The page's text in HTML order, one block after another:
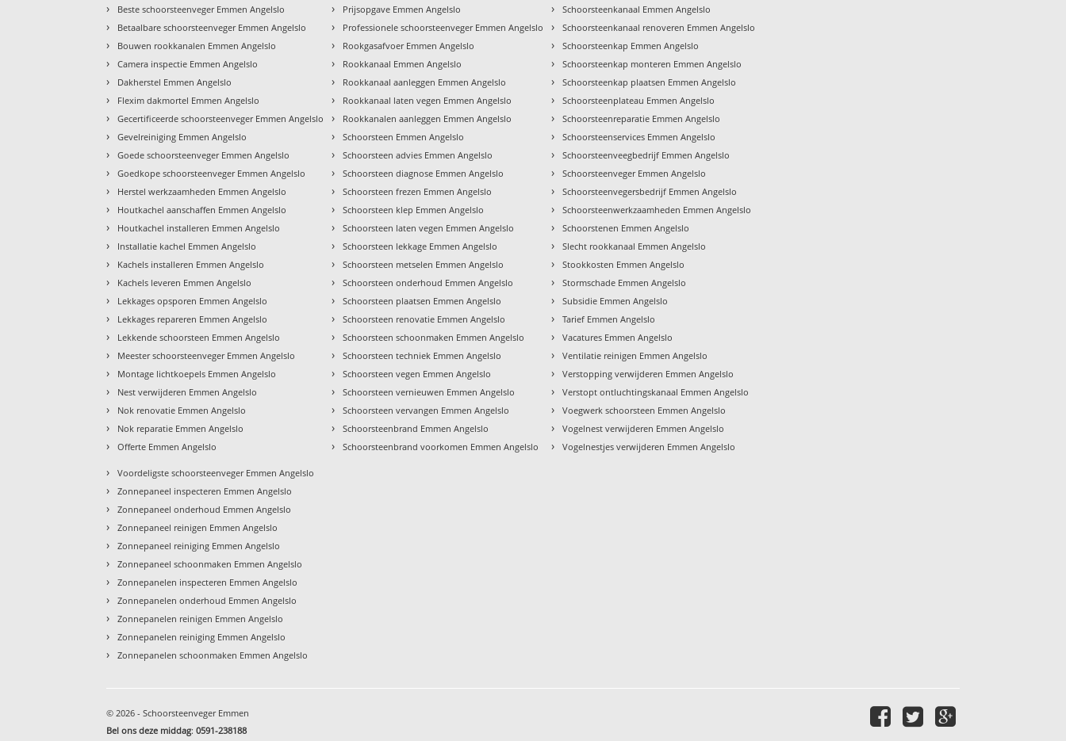
› Beste schoorsteenveger Emmen Angelslo
› Betaalbare schoorsteenveger Emmen Angelslo
› Bouwen rookkanalen Emmen Angelslo
› Camera inspectie Emmen Angelslo
› Dakherstel Emmen Angelslo
› Flexim dakmortel Emmen Angelslo
› Gecertificeerde schoorsteenveger Emmen Angelslo
› Gevelreiniging Emmen Angelslo
› Goede schoorsteenveger Emmen Angelslo
› Goedkope schoorsteenveger Emmen Angelslo
› Herstel werkzaamheden Emmen Angelslo
› Houtkachel aanschaffen Emmen Angelslo
› Houtkachel installeren Emmen Angelslo
› Installatie kachel Emmen Angelslo
› Kachels installeren Emmen Angelslo
› Kachels leveren Emmen Angelslo
› Lekkages opsporen Emmen Angelslo
› Lekkages repareren Emmen Angelslo
› Lekkende schoorsteen Emmen Angelslo
› Meester schoorsteenveger Emmen Angelslo
› Montage lichtkoepels Emmen Angelslo
› Nest verwijderen Emmen Angelslo
› Nok renovatie Emmen Angelslo
› Nok reparatie Emmen Angelslo
› Offerte Emmen Angelslo
› Prijsopgave Emmen Angelslo
› Professionele schoorsteenveger Emmen Angelslo
› Rookgasafvoer Emmen Angelslo
› Rookkanaal Emmen Angelslo
› Rookkanaal aanleggen Emmen Angelslo
› Rookkanaal laten vegen Emmen Angelslo
› Rookkanalen aanleggen Emmen Angelslo
› Schoorsteen Emmen Angelslo
› Schoorsteen advies Emmen Angelslo
› Schoorsteen diagnose Emmen Angelslo
› Schoorsteen frezen Emmen Angelslo
› Schoorsteen klep Emmen Angelslo
› Schoorsteen laten vegen Emmen Angelslo
› Schoorsteen lekkage Emmen Angelslo
› Schoorsteen metselen Emmen Angelslo
› Schoorsteen onderhoud Emmen Angelslo
› Schoorsteen plaatsen Emmen Angelslo
› Schoorsteen renovatie Emmen Angelslo
› Schoorsteen schoonmaken Emmen Angelslo
› Schoorsteen techniek Emmen Angelslo
› Schoorsteen vegen Emmen Angelslo
› Schoorsteen vernieuwen Emmen Angelslo
› Schoorsteen vervangen Emmen Angelslo
› Schoorsteenbrand Emmen Angelslo
› Schoorsteenbrand voorkomen Emmen Angelslo
› Schoorsteenkanaal Emmen Angelslo
› Schoorsteenkanaal renoveren Emmen Angelslo
› Schoorsteenkap Emmen Angelslo
› Schoorsteenkap monteren Emmen Angelslo
› Schoorsteenkap plaatsen Emmen Angelslo
› Schoorsteenplateau Emmen Angelslo
› Schoorsteenreparatie Emmen Angelslo
› Schoorsteenservices Emmen Angelslo
› Schoorsteenveegbedrijf Emmen Angelslo
› Schoorsteenveger Emmen Angelslo
› Schoorsteenvegersbedrijf Emmen Angelslo
› Schoorsteenwerkzaamheden Emmen Angelslo
› Schoorstenen Emmen Angelslo
› Slecht rookkanaal Emmen Angelslo
› Stookkosten Emmen Angelslo
› Stormschade Emmen Angelslo
› Subsidie Emmen Angelslo
› Tarief Emmen Angelslo
› Vacatures Emmen Angelslo
› Ventilatie reinigen Emmen Angelslo
› Verstopping verwijderen Emmen Angelslo
› Verstopt ontluchtingskanaal Emmen Angelslo
› Voegwerk schoorsteen Emmen Angelslo
› Vogelnest verwijderen Emmen Angelslo
› Vogelnestjes verwijderen Emmen Angelslo
› Voordeligste schoorsteenveger Emmen Angelslo
› Zonnepaneel inspecteren Emmen Angelslo
› Zonnepaneel onderhoud Emmen Angelslo
› Zonnepaneel reinigen Emmen Angelslo
› Zonnepaneel reiniging Emmen Angelslo
› Zonnepaneel schoonmaken Emmen Angelslo
› Zonnepanelen inspecteren Emmen Angelslo
› Zonnepanelen onderhoud Emmen Angelslo
› Zonnepanelen reinigen Emmen Angelslo
› Zonnepanelen reiniging Emmen Angelslo
› Zonnepanelen schoonmaken Emmen Angelslo
© 2026 - Schoorsteenveger Emmen
Bel ons deze middag:0591-238188